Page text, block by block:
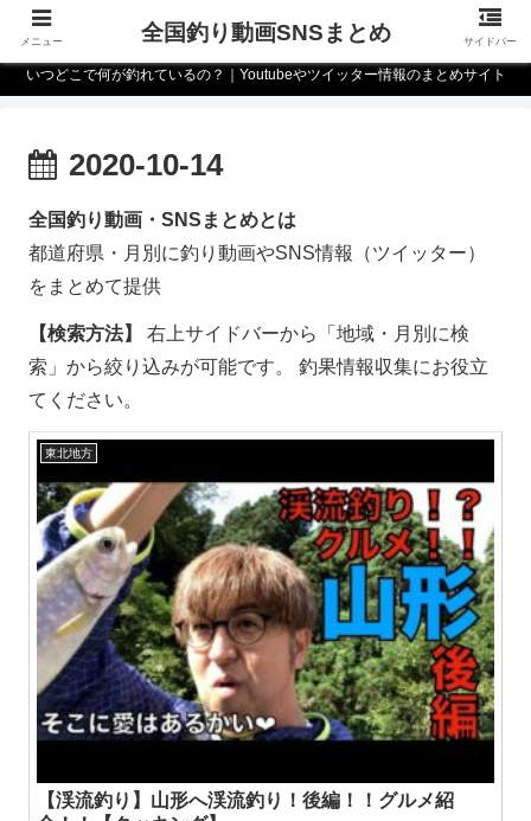
いつどこで何が釣れているの？｜Youtubeやツイッター情報のまとめサイト
2020-10-14
全国釣り動画・SNSまとめとは
都道府県・月別に釣り動画やSNS情報（ツイッター）
をまとめて提供
【検索方法】
右上サイドバーから「地域・月別に検
索」から絞り込みが可能です。 釣果情報収集にお役立
てください。
東北地方
【渓流釣り】山形へ渓流釣り！後編！！グルメ紹
メニュー 全国釣り動画SNSまとめ サイドバー